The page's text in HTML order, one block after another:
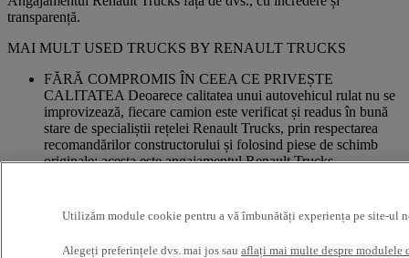
transparență.
MAI MULT USED TRUCKS BY RENAULT TRUCKS
FĂRĂ COMPROMIS ÎN CEEA CE PRIVEȘTE
CALITATEA Deoarece calitatea unui autovehicul rulat nu se
improvizează, fiecare camion este verificat și readus în bună
stare de specialiștii rețelei Renault Trucks, prin respectarea
recomandărilor constructorului și folosind piese de schimb
originale: acesta este angajamentul Renault Trucks.
autovehicule. Camioanele dvs. beneficiază de o monitorizare
personalizată în întreaga rețea Renault Trucks și de o asistență
pe măsura cerințelor dvs.
Utilizăm module cookie pentru a vă îmbunătăți experiența pe site-ul
Alegeți preferințele dvs. mai jos sau aflați mai multe despre modulele